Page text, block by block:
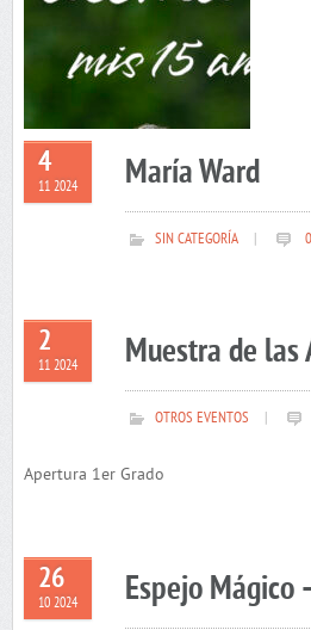
4
11 2024 María Ward
SIN CATEGORÍA 0
2
11 2024 Muestra de las
OTROS EVENTOS
Apertura 1er Grado
26
10 2024 Espejo Mágico